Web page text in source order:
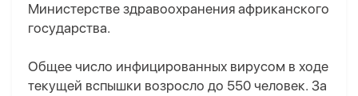
Министерстве здравоохранения африканского
государства.
Общее число инфицированных вирусом в ходе
текущей вспышки возросло до 550 человек. За